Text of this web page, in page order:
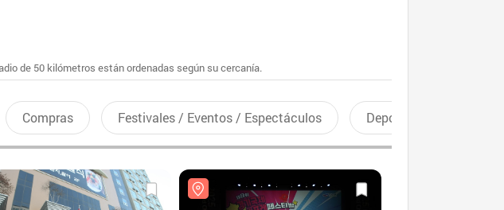
de 50 kilómetros están ordenadas según su cercanía.
Compras Festivales / Eventos / Espectáculos Deportes recreativos